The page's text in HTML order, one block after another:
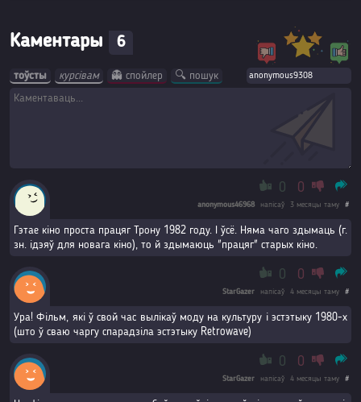
Каментары 6
тоўсты курсівам 👻 спойлер 🔍 пошук
0 0
anonymous46968 напісаў 3 месяцы таму #
Гэтае кіно проста працяг Трону 1982 году. І ўсё. Няма чаго здымаць (г.
зн. ідэяў для новага кіно), то й здымаюць "працяг" старых кіно.
0 0
StarGazer напісаў 4 месяцы таму #
Ура! Фільм, які ў свой час вылікаў моду на культуру і эстэтыку 1980-х
(што ў сваю чаргу спарадзіла эстэтыку Retrowave)
0 0
StarGazer напісаў 4 месяцы таму #